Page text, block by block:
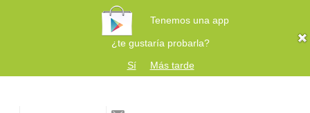
Tenemos una app
¿te gustaría probarla?
Sí
Más tarde